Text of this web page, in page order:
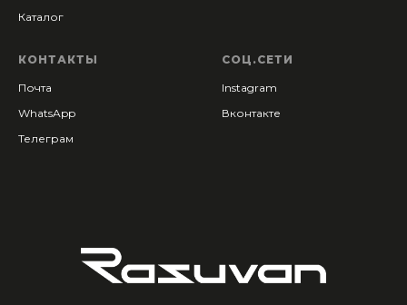
Каталог
КОНТАКТЫ
Почта
WhatsApp
Телеграм
СОЦ.СЕТИ
Instagram
Вконтакте